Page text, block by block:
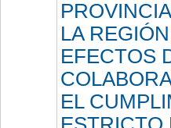
LA
EFECTOS
EL